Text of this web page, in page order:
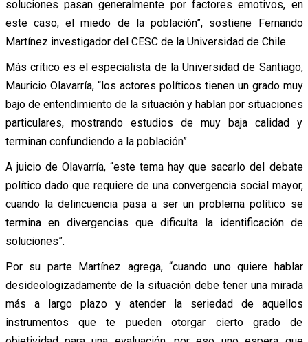
soluciones pasan generalmente por factores emotivos, en
este caso, el miedo de la población”, sostiene Fernando
Martínez investigador del CESC de la Universidad de Chile.
Más crítico es el especialista de la Universidad de Santiago,
Mauricio Olavarría, “los actores políticos tienen un grado muy
bajo de entendimiento de la situación y hablan por situaciones
particulares, mostrando estudios de muy baja calidad y
terminan confundiendo a la población”.
A juicio de Olavarría, “este tema hay que sacarlo del debate
político dado que requiere de una convergencia social mayor,
cuando la delincuencia pasa a ser un problema político se
termina en divergencias que dificulta la identificación de
soluciones”.
Por su parte Martínez agrega, “cuando uno quiere hablar
desideologizadamente de la situación debe tener una mirada
más a largo plazo y atender la seriedad de aquellos
instrumentos que te pueden otorgar cierto grado de